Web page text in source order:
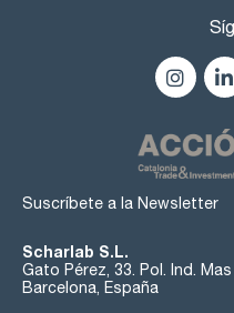
Suscríbete a la Newsletter
Scharlab S.L.
Gato Pérez, 33. Pol. Ind.
Barcelona, España